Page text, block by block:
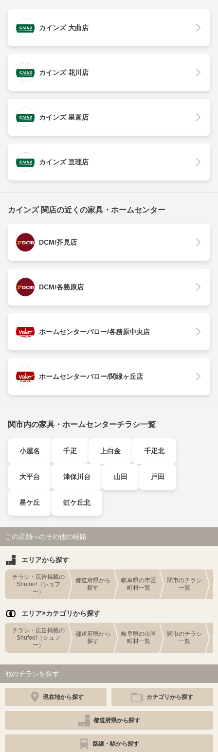
カインズ 大曲店
カインズ 花川店
カインズ 星置店
カインズ 亘理店
カインズ 関店の近くの家具・ホームセンター
DCM/芥見店
DCM/各務原店
ホームセンターバロー/各務原中央店
ホームセンターバロー/関緑ヶ丘店
関市内の家具・ホームセンターチラシ一覧
小屋名 千疋 上白金 千疋北
大平台 津保川台 山田 戸田
星ケ丘 虹ケ丘北
この店舗へのその他の経路
エリアから探す
チラシ・広告掲載の
Shufoo!（シュフ
ー）
都道府県から
探す
岐阜県の市区
町村一覧
関市のチラシ
一覧
エリア×カテゴリから探す
チラシ・広告掲載の
Shufoo!（シュフ
ー）
都道府県から
探す
岐阜県の市区
町村一覧
関市のチラシ
一覧
他のチラシを探す
現在地から探す カテゴリから探す
都道府県から探す
路線・駅から探す